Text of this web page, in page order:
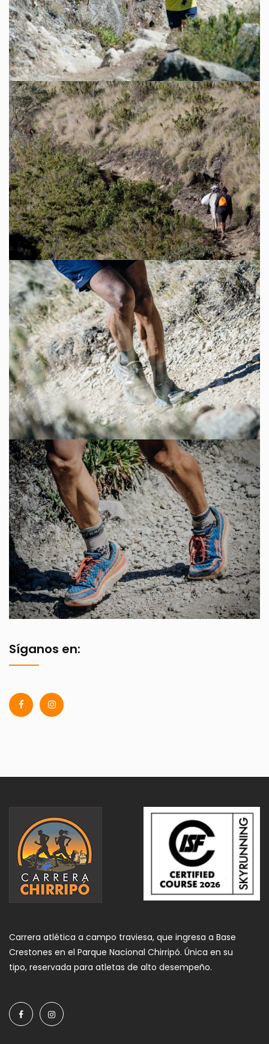
Síganos en:
Carrera atlética a campo traviesa, que ingresa a Base
Crestones en el Parque Nacional Chirripó. Única en su
tipo, reservada para atletas de alto desempeño.